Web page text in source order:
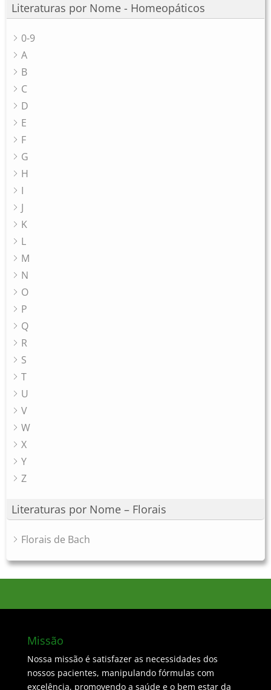
Literaturas por Nome - Homeopáticos
0-9
A
B
C
D
E
F
G
H
I
J
K
L
M
N
O
P
Q
R
S
T
U
V
W
X
Y
Z
Literaturas por Nome – Florais
Florais de Bach
Missão
Nossa missão é satisfazer as necessidades dos
nossos pacientes, manipulando fórmulas com
excelência, promovendo a saúde e o bem estar da